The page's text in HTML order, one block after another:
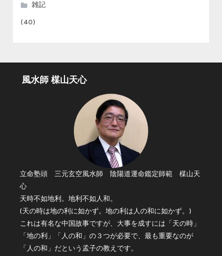
雑記
(40)
風水師 楳山天心
立命塾頭 三元玄空風水師 陰陽道運命鑑定師範 楳山天
心
天時不如地利。地利不如人和。
(天の時は地の利に如かず。地の利は人の和に如かず。)
これは有名な中国故事ですが、大事を成すには「天の時」
「地の利」「人の和」の３つが必要で、最も重要なのが
「人の和」だという孟子の教えです。